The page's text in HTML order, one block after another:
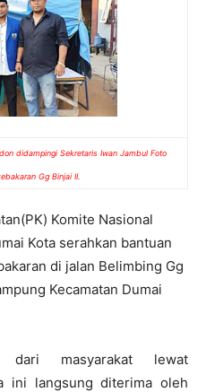
didampingi Sekretaris Iwan Jambul Foto
Gg Binjai II.
Komite Nasional
Kota serahkan bantuan
di jalan Belimbing Gg
Kecamatan Dumai
dari masyarakat lewat
ini langsung diterima oleh